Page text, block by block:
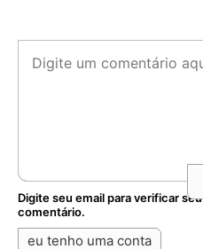
Digite seu email para verificar seu
comentário.
eu tenho uma conta